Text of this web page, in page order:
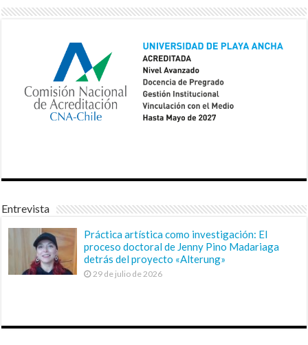
Entrevista
Práctica artística como investigación: El
proceso doctoral de Jenny Pino Madariaga
detrás del proyecto «Alterung»
29 de julio de 2026